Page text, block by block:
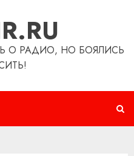
О РАДИО, НО БОЯЛИСЬ